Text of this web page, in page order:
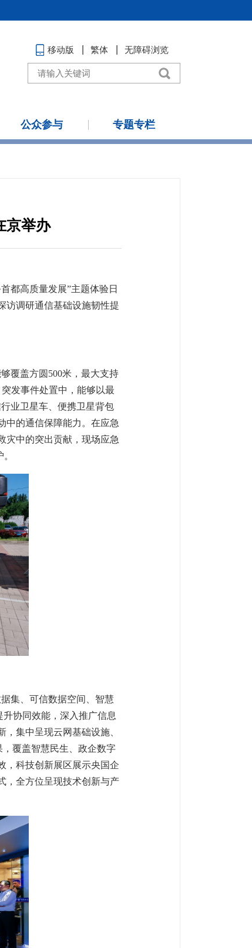
移动版 繁体 无障碍浏览
公众参与 专题专栏
京举办
都高质量发展”主题体验日
访调研通信基础设施韧性提
覆盖方圆500米，最大支持
发事件处置中，能够以最
业卫星车、便携卫星背包
中的通信保障能力。在应急
灾中的突出贡献，现场应急
集、可信数据空间、智慧
协同效能，深入推广信息
集中呈现云网基础设施、
覆盖智慧民生、政企数字
，科技创新展区展示央国企
，全方位呈现技术创新与产